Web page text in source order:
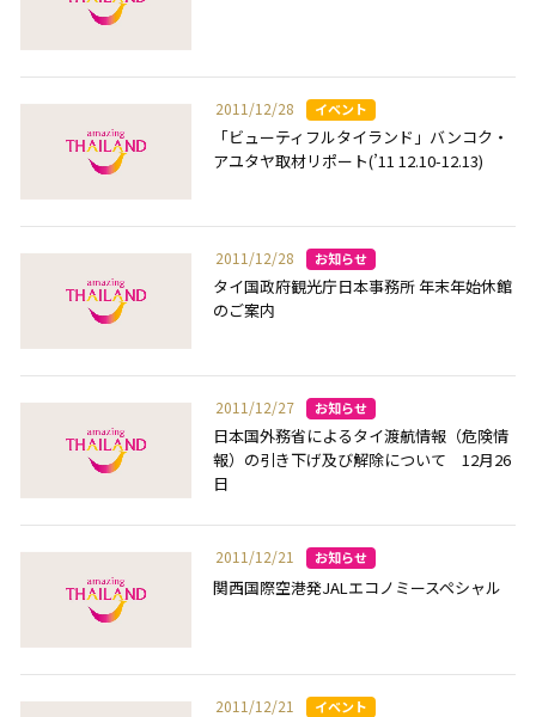
2011/12/28
「ビューティフルタイランド」バンコク・
アユタヤ取材リポート(’11 12.10-12.13)
2011/12/28
タイ国政府観光庁日本事務所 年末年始休館
のご案内
2011/12/27
日本国外務省によるタイ渡航情報（危険情
報）の引き下げ及び解除について 12月26
日
2011/12/21
関西国際空港発JALエコノミースペシャル
2011/12/21